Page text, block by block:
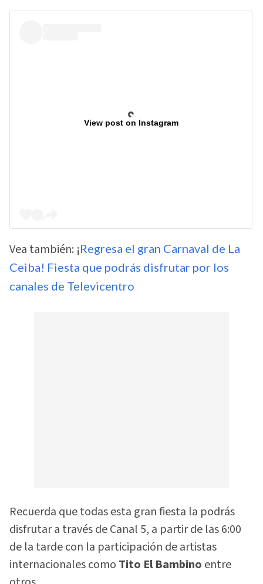
View post on Instagram
Vea también: ¡Regresa el gran Carnaval de La
Ceiba! Fiesta que podrás disfrutar por los
canales de Televicentro
Recuerda que todas esta gran fiesta la podrás
disfrutar a través de Canal 5, a partir de las 6:00
de la tarde con la participación de artistas
internacionales como Tito El Bambino entre